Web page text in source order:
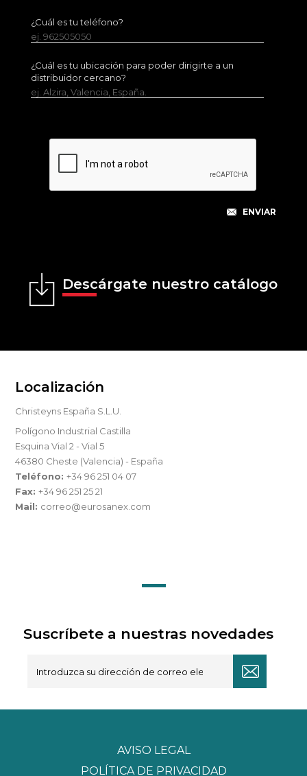
¿Cuál es tu teléfono?
ej. 962505050
¿Cuál es tu ubicación para poder dirigirte a un
distribuidor cercano?
ej. Alzira, Valencia, España.
Descárgate nuestro catálogo
Localización
Christeyns España S.L.U.
Polígono Industrial Castilla
Esquina Vial 2 - Vial 5
46380 Cheste (Valencia) - España
Teléfono:+34 96 251 04 07
Fax:+34 96 251 25 21
Mail: correo@eurosanex.com
Suscríbete a nuestras novedades
AVISO LEGAL
POLÍTICA DE PRIVACIDAD